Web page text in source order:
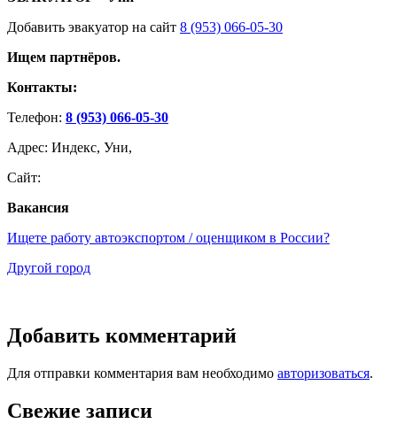
Добавить эвакуатор на сайт 8 (953) 066-05-30
Ищем партнёров.
Контакты:
Телефон: 8 (953) 066-05-30
Адрес: Индекс, Уни,
Сайт:
Вакансия
Ищете работу автоэкспортом / оценщиком в России?
Другой город
Добавить комментарий
Для отправки комментария вам необходимо авторизоваться.
Свежие записи